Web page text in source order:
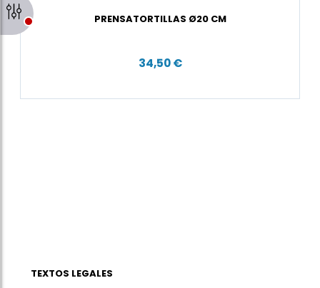
PRENSATORTILLAS Ø20 CM
34,50 €
TEXTOS LEGALES